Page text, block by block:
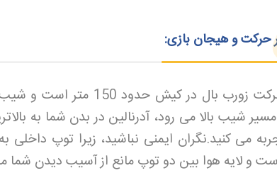
حرکت و هیجان بازی:
شیب بالا می رود، آدرنالین در بدن شما به
می کنید.نگران ایمنی نباشید، زیرا توپ
و لایه هوا بین دو توپ مانع از آسیب دیدن شما